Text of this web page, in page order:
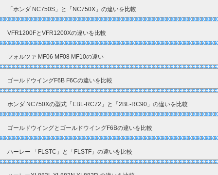
「ホンダ NC750S」と「NC750X」の違いを比較
VFR1200FとVFR1200Xの違いを比較
フォルツァ MF06 MF08 MF10の違い
ゴールドウイングF6B F6Cの違いを比較
ホンダ NC750Xの型式「EBL-RC72」と「2BL-RC90」の違いを比較
ゴールドウイングとゴールドウイングF6Bの違いを比較
ハーレー 「FLSTC」と「FLSTF」の違いを比較